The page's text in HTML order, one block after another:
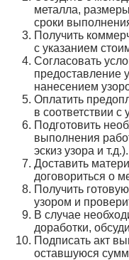
металла,
сроки
Получить
с указанием
Согласовать
предоставление
нанесением
Оплатить
в соответствии с
Подготовить
выполнения
эскиз узора и т.д.).
Доставить
договориться о
Получить
узором и
В случае
доработки,
Подписать акт
оставшуюся